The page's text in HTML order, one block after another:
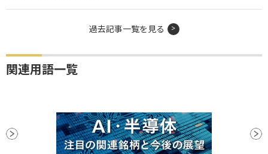
過去記事一覧を見る
関連用語一覧